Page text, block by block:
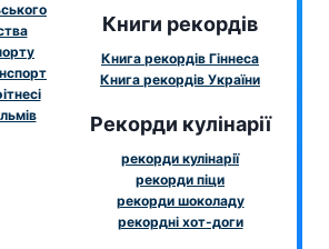
Книги рекордів
Книга рекордів Гіннеса
Книга рекордів України
Рекорди кулінарії
рекорди кулінарії
рекорди піци
рекорди шоколаду
рекордні хот-доги